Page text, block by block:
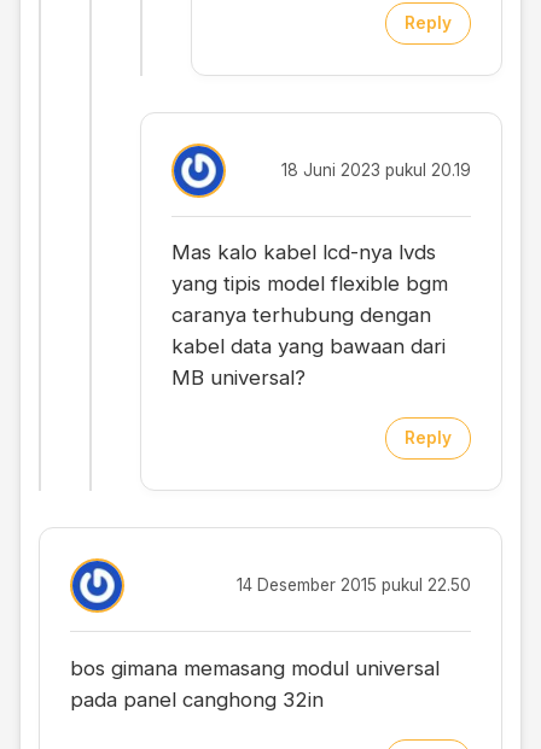
Reply
18 Juni 2023 pukul 20.19
Mas kalo kabel lcd-nya lvds
yang tipis model flexible bgm
caranya terhubung dengan
kabel data yang bawaan dari
MB universal?
Reply
14 Desember 2015 pukul 22.50
bos gimana memasang modul universal
pada panel canghong 32in